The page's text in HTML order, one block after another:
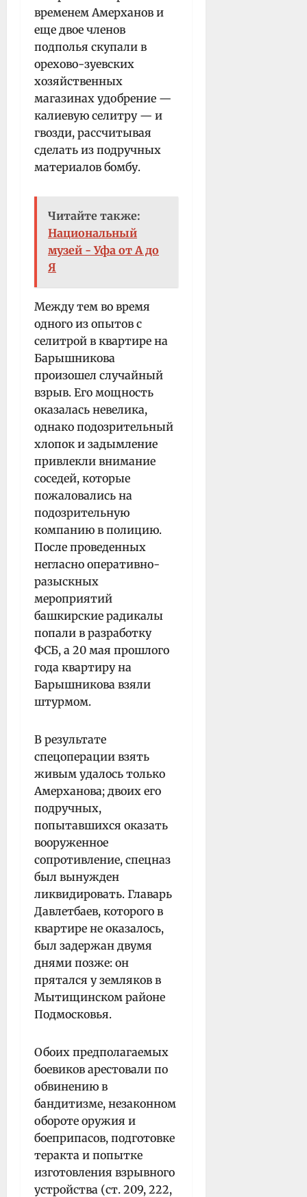
временем Амерханов и
еще двое членов
подполья скупали в
орехово-зуевских
хозяйственных
магазинах удобрение —
калиевую селитру — и
гвозди, рассчитывая
сделать из подручных
материалов бомбу.
Читайте также:
Национальный
музей - Уфа от А до
Я
Между тем во время
одного из опытов с
селитрой в квартире на
Барышникова
произошел случайный
взрыв. Его мощность
оказалась невелика,
однако подозрительный
хлопок и задымление
привлекли внимание
соседей, которые
пожаловались на
подозрительную
компанию в полицию.
После проведенных
негласно оперативно-
разыскных
мероприятий
башкирские радикалы
попали в разработку
ФСБ, а 20 мая прошлого
года квартиру на
Барышникова взяли
штурмом.
В результате
спецоперации взять
живым удалось только
Амерханова; двоих его
подручных,
попытавшихся оказать
вооруженное
сопротивление, спецназ
был вынужден
ликвидировать. Главарь
Давлетбаев, которого в
квартире не оказалось,
был задержан двумя
днями позже: он
прятался у земляков в
Мытищинском районе
Подмосковья.
Обоих предполагаемых
боевиков арестовали по
обвинению в
бандитизме, незаконном
обороте оружия и
боеприпасов, подготовке
теракта и попытке
изготовления взрывного
устройства (ст. 209, 222,